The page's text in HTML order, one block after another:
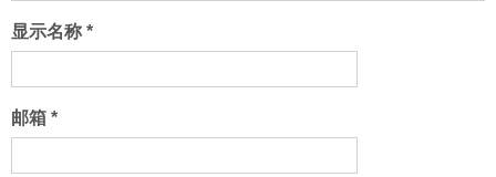
显示名称 *
邮箱 *